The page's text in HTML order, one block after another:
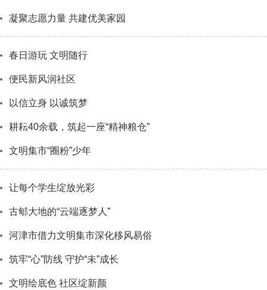
凝聚志愿力量 共建优美家园
春日游玩 文明随行
便民新风润社区
以信立身 以诚筑梦
耕耘40余载，筑起一座“精神粮仓”
文明集市“圈粉”少年
让每个学生绽放光彩
古郇大地的“云端逐梦人”
河津市借力文明集市深化移风易俗
筑牢“心”防线 守护“未”成长
文明绘底色 社区绽新颜